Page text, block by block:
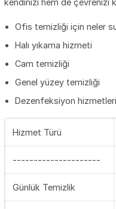
kendinizi hem de çevrenizi
Ofis temizliği için neler
Halı yıkama hizmeti
Cam temizliği
Genel yüzey temizliği
Dezenfeksiyon hizmetleri
Hizmet Türü
---------------------
Günlük Temizlik